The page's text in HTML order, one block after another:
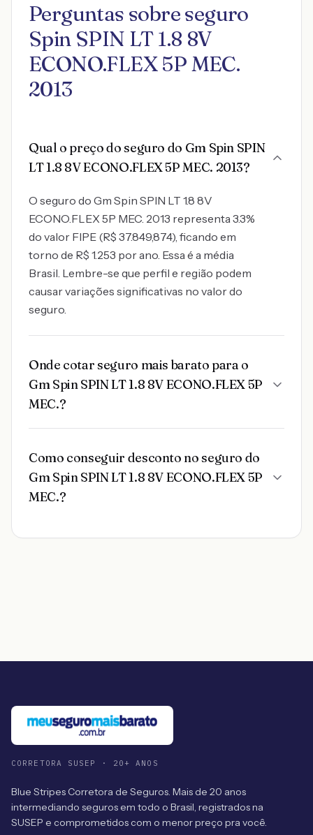
Perguntas sobre seguro
Spin SPIN LT 1.8 8V
ECONO.FLEX 5P MEC.
2013
Qual o preço do seguro do Gm Spin SPIN
LT 1.8 8V ECONO.FLEX 5P MEC. 2013?
O seguro do Gm Spin SPIN LT 1.8 8V
ECONO.FLEX 5P MEC. 2013 representa 3.3%
do valor FIPE (R$ 37.849,874), ficando em
torno de R$ 1.253 por ano. Essa é a média
Brasil. Lembre-se que perfil e região podem
causar variações significativas no valor do
seguro.
Onde cotar seguro mais barato para o
Gm Spin SPIN LT 1.8 8V ECONO.FLEX 5P
MEC.?
Como conseguir desconto no seguro do
Gm Spin SPIN LT 1.8 8V ECONO.FLEX 5P
MEC.?
CORRETORA SUSEP · 20+ ANOS
Blue Stripes Corretora de Seguros. Mais de 20 anos
intermediando seguros em todo o Brasil, registrados na
SUSEP e comprometidos com o menor preço pra você.